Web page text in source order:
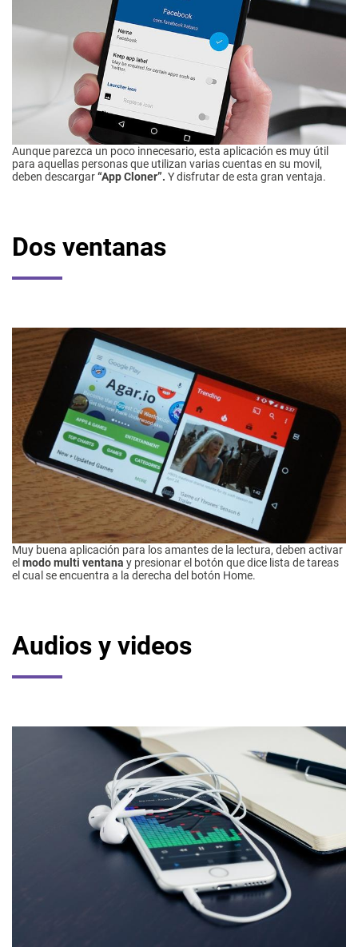
Aunque parezca un poco innecesario, esta aplicación es muy útil
para aquellas personas que utilizan varias cuentas en su movil,
deben descargar“App Cloner”. Y disfrutar de esta gran ventaja.
Dos ventanas
Muy buena aplicación para los amantes de la lectura, deben activar
el modo multi ventana y presionar el botón que dice lista de tareas
el cual se encuentra a la derecha del botón Home.
Audios y videos